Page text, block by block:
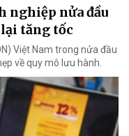
nghiệp nửa đầu
lại tăng tốc
Việt Nam trong nửa đầu
về quy mô lưu hành.